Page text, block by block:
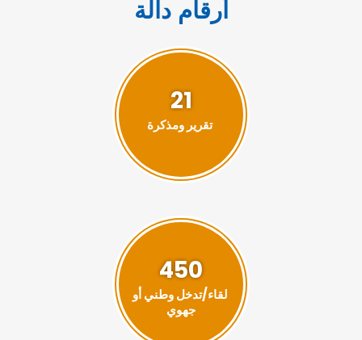
أرقام دالة
21
تقرير ومذكرة
450
لقاء/تدخل وطني أو
جهوي